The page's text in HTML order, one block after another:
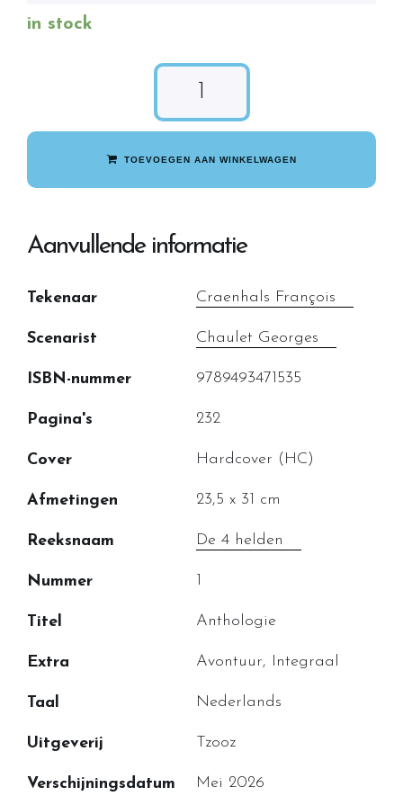
in stock
TOEVOEGEN AAN WINKELWAGEN
Aanvullende informatie
Tekenaar Craenhals François
Scenarist Chaulet Georges
ISBN-nummer 9789493471535
Pagina's 232
Cover Hardcover (HC)
Afmetingen 23,5 x 31 cm
Reeksnaam De 4 helden
Nummer 1
Titel Anthologie
Extra Avontuur, Integraal
Taal Nederlands
Uitgeverij Tzooz
Verschijningsdatum Mei 2026